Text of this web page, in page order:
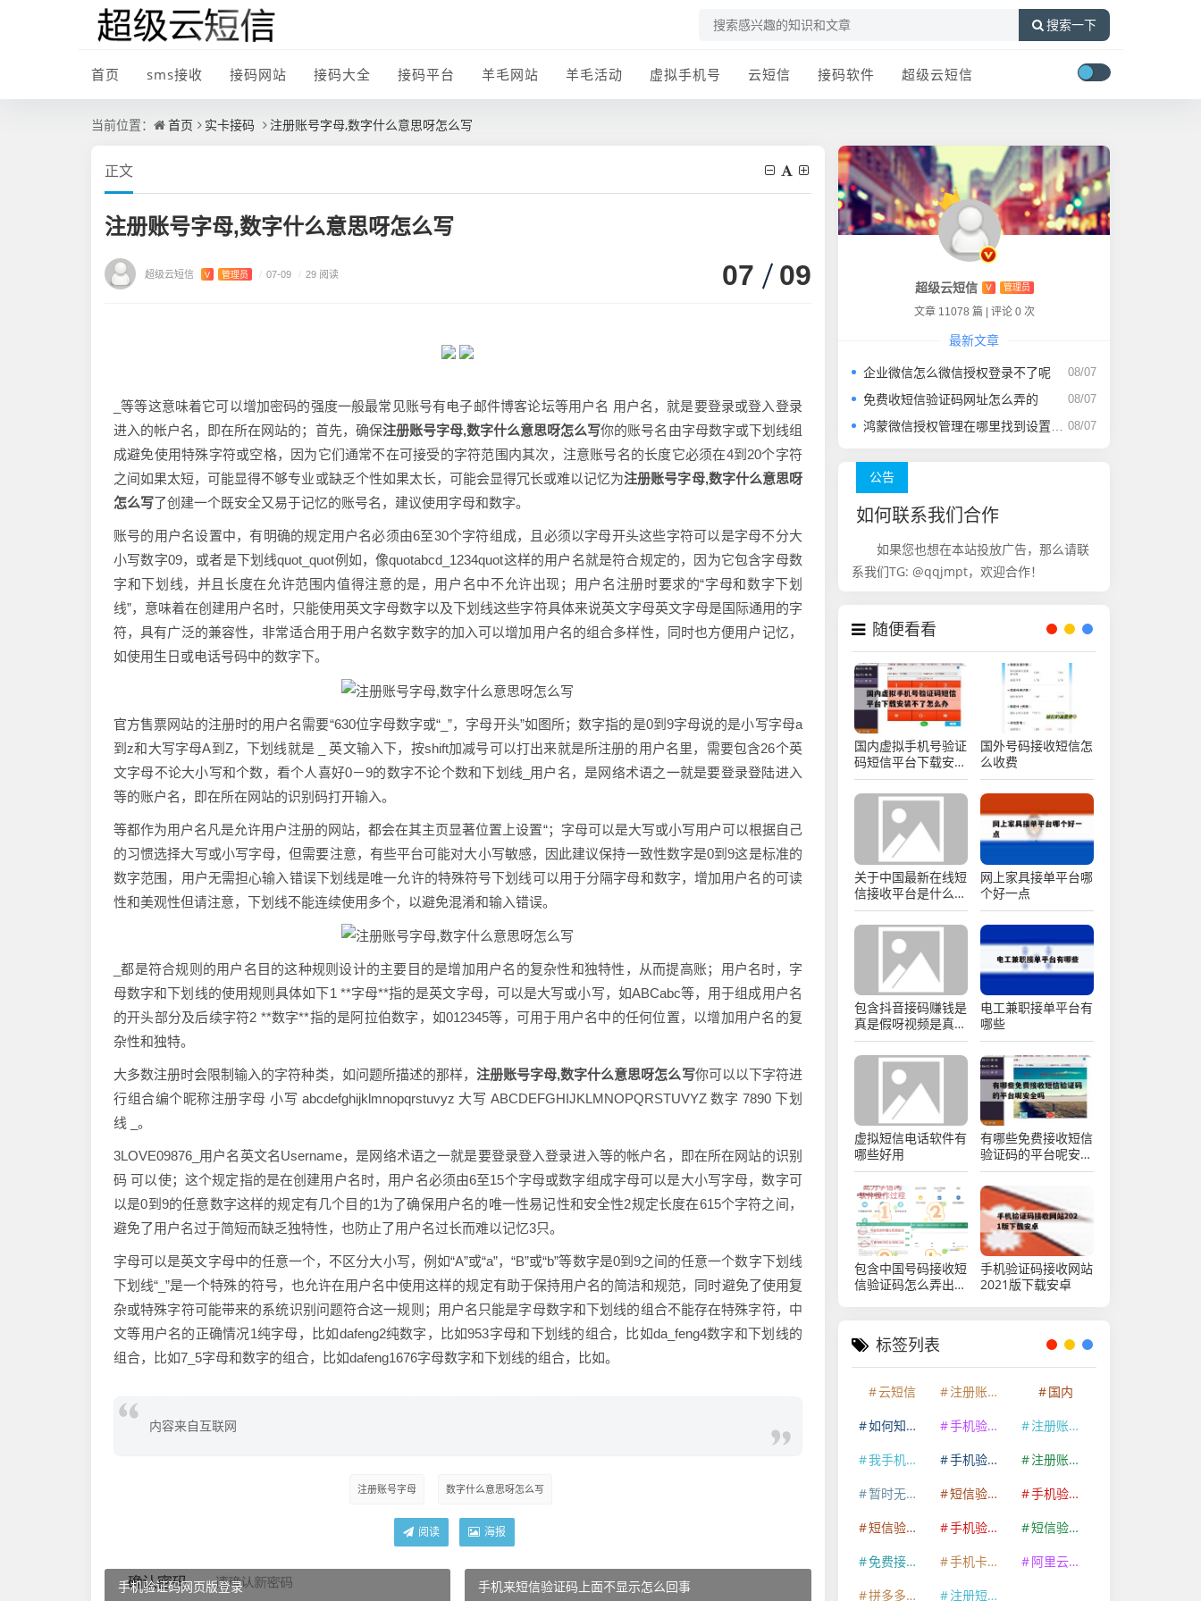
搜索一下
首页 sms接收 接码网站 接码大全 接码平台 羊毛网站 羊毛活动 虚拟手机号 云短信 接码软件 超级云短信
当前位置： 首页 实卡接码 注册账号字母,数字什么意思呀怎么写
正文
注册账号字母,数字什么意思呀怎么写
超级云短信 V 管理员 / 07-09 / 29 阅读 07 09
_等等这意味着它可以增加密码的强度一般最常见账号有电子邮件博客论坛等用户名 用户名，就是要登录或登入登录
进入的帐户名，即在所在网站的；首先，确保注册账号字母,数字什么意思呀怎么写你的账号名由字母数字或下划线组
成避免使用特殊字符或空格，因为它们通常不在可接受的字符范围内其次，注意账号名的长度它必须在4到20个字符
之间如果太短，可能显得不够专业或缺乏个性如果太长，可能会显得冗长或难以记忆为注册账号字母,数字什么意思呀
怎么写了创建一个既安全又易于记忆的账号名，建议使用字母和数字。
账号的用户名设置中，有明确的规定用户名必须由6至30个字符组成，且必须以字母开头这些字符可以是字母不分大
小写数字09，或者是下划线quot_quot例如，像quotabcd_1234quot这样的用户名就是符合规定的，因为它包含字母数
字和下划线，并且长度在允许范围内值得注意的是，用户名中不允许出现；用户名注册时要求的“字母和数字下划
线”，意味着在创建用户名时，只能使用英文字母数字以及下划线这些字符具体来说英文字母英文字母是国际通用的字
符，具有广泛的兼容性，非常适合用于用户名数字数字的加入可以增加用户名的组合多样性，同时也方便用户记忆，
如使用生日或电话号码中的数字下。
官方售票网站的注册时的用户名需要“630位字母数字或“_”，字母开头”如图所；数字指的是0到9字母说的是小写字母a
到z和大写字母A到Z，下划线就是 _ 英文输入下，按shift加减号可以打出来就是所注册的用户名里，需要包含26个英
文字母不论大小写和个数，看个人喜好0－9的数字不论个数和下划线_用户名，是网络术语之一就是要登录登陆进入
等的账户名，即在所在网站的识别码打开输入。
等都作为用户名凡是允许用户注册的网站，都会在其主页显著位置上设置“；字母可以是大写或小写用户可以根据自己
的习惯选择大写或小写字母，但需要注意，有些平台可能对大小写敏感，因此建议保持一致性数字是0到9这是标准的
数字范围，用户无需担心输入错误下划线是唯一允许的特殊符号下划线可以用于分隔字母和数字，增加用户名的可读
性和美观性但请注意，下划线不能连续使用多个，以避免混淆和输入错误。
_都是符合规则的用户名目的这种规则设计的主要目的是增加用户名的复杂性和独特性，从而提高账；用户名时，字
母数字和下划线的使用规则具体如下1 **字母**指的是英文字母，可以是大写或小写，如ABCabc等，用于组成用户名
的开头部分及后续字符2 **数字**指的是阿拉伯数字，如012345等，可用于用户名中的任何位置，以增加用户名的复
杂性和独特。
大多数注册时会限制输入的字符种类，如问题所描述的那样， 注册账号字母,数字什么意思呀怎么写你可以以下字符进
行组合编个昵称注册字母 小写 abcdefghijklmnopqrstuvyz 大写 ABCDEFGHIJKLMNOPQRSTUVYZ 数字 7890 下划
线 _。
3LOVE09876_用户名英文名Username，是网络术语之一就是要登录登入登录进入等的帐户名，即在所在网站的识别
码 可以使；这个规定指的是在创建用户名时，用户名必须由6至15个字母或数字组成字母可以是大小写字母，数字可
以是0到9的任意数字这样的规定有几个目的1为了确保用户名的唯一性易记性和安全性2规定长度在615个字符之间，
避免了用户名过于简短而缺乏独特性，也防止了用户名过长而难以记忆3只。
字母可以是英文字母中的任意一个，不区分大小写，例如“A”或“a”，“B”或“b”等数字是0到9之间的任意一个数字下划线
下划线“_”是一个特殊的符号，也允许在用户名中使用这样的规定有助于保持用户名的简洁和规范，同时避免了使用复
杂或特殊字符可能带来的系统识别问题符合这一规则；用户名只能是字母数字和下划线的组合不能存在特殊字符，中
文等用户名的正确情况1纯字母，比如dafeng2纯数字，比如953字母和下划线的组合，比如da_feng4数字和下划线的
组合，比如7_5字母和数字的组合，比如dafeng1676字母数字和下划线的组合，比如。
内容来自互联网
注册账号字母 数字什么意思呀怎么写
阅读 海报
手机验证码网页版登录 手机来短信验证码上面不显示怎么回事
超级云短信 V 管理员
文章 11078 篇 评论 0 次
最新文章
08/07
企业微信怎么微信授权登录不了呢
08/07
免费收短信验证码网址怎么弄的
08/07
鸿蒙微信授权管理在哪里找到设置的权限
公告
如何联系我们合作
如果您也想在本站投放广告，那么请联
系我们TG: @qqjmpt，欢迎合作！
随便看看
国内虚拟手机号验证
码短信平台下载安装
不了怎么办的简单介
绍
国外号码接收短信怎
么收费
关于中国最新在线短
信接收平台是什么平
台啊的信息
网上家具接单平台哪
个好一点
包含抖音接码赚钱是
真是假呀视频是真的
吗的词条
电工兼职接单平台有
哪些
虚拟短信电话软件有
哪些好用
有哪些免费接收短信
验证码的平台呢安全
吗的简单介绍
包含中国号码接收短
信验证码怎么弄出来
手机验证码接收网站
2021版下载安卓
标签列表
云短信 注册账号过多
国内
如何知道自己的手机验证码
手机验证码泄露了有什么风险
注册账号字母
我手机验证码忘了
手机验证码被泄露
注册账号时
暂时无法操作
短信验证码在哪里看在哪里看
手机验证码泄露了一天
短信验证码操作过于频繁
手机验证码不能显示在屏幕上
短信验证码发的太慢
免费接码软件
手机卡收不到短信验证码
阿里云短信变量长度
拼多多短信验证码接收平台是真的吗知乎
注册短信接收验证码是什么